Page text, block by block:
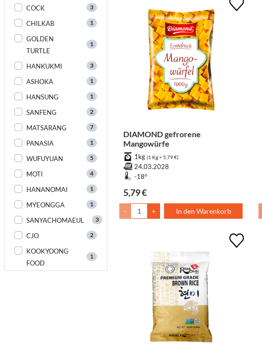
COCK 3
CHILKAB 1
GOLDEN
TURTLE
1
HANKUKMI 3
ASHOKA 1
HANSUNG 1
SANFENG 2
MATSARANG 7
PANASIA 1
WUFUYUAN 5
MOTI 4
HANANOMAI 1
MYEONGGA 1
SANYACHOMAEUL 3
CJO 2
KOOKYOONG
FOOD
1
DIAMOND gefrorene
Mangowürfe
1kg (1 Kg = 5,79 €)
24.03.2028
-18°
5,79 €
- + In den Warenkorb